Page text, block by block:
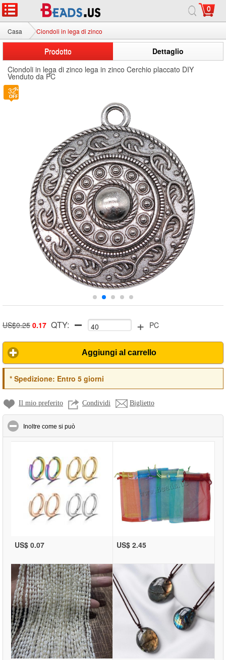
0
Casa Ciondoli in lega di zinco
Prodotto
Dettaglio
Ciondoli in lega di zinco lega in zinco Cerchio placcato DIY
Venduto da PC
32
US$0.25 0.17 QTY: + PC
Aggiungi al carrello
*Spedizione: Entro 5 giorni
Il mio preferito Condividi Biglietto
Inoltre come si può
US$ 0.07 US$ 2.45